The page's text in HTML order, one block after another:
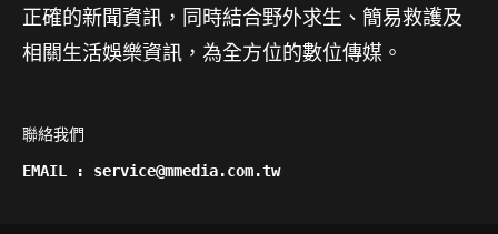
正確的新聞資訊，同時結合野外求生、簡易救護及
相關生活娛樂資訊，為全方位的數位傳媒。
聯絡我們
EMAIL : service@mmedia.com.tw